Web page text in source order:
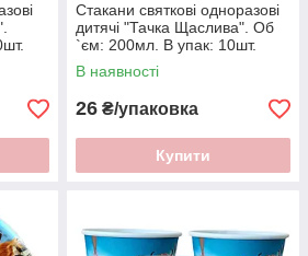
Стакани святкові одноразові
дитячі "Тачка Щаслива". Об
`єм: 200мл. В упак: 10шт.
В наявності
26 ₴/упаковка
Купити